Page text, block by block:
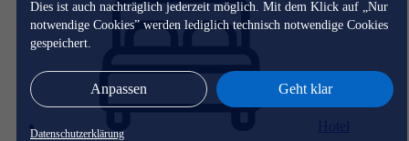
Dies ist auch nachträglich jederzeit möglich. Mit dem Klick auf „Nur
notwendige Cookies” werden lediglich technisch notwendige Cookies
gespeichert.
Anpassen Geht klar
Datenschutzerklärung